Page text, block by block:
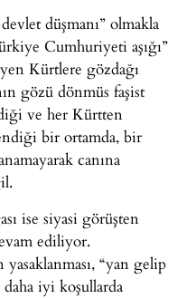
düşmanı” olmakla
Cumhuriyeti aşığı”
Kürtlere gözdağı
gözü dönmüs faşist
ve her Kürtten
bir ortamda, bir
canına
ise siyasi görüşten
ediliyor.
“yan gelip
iyi koşullarda